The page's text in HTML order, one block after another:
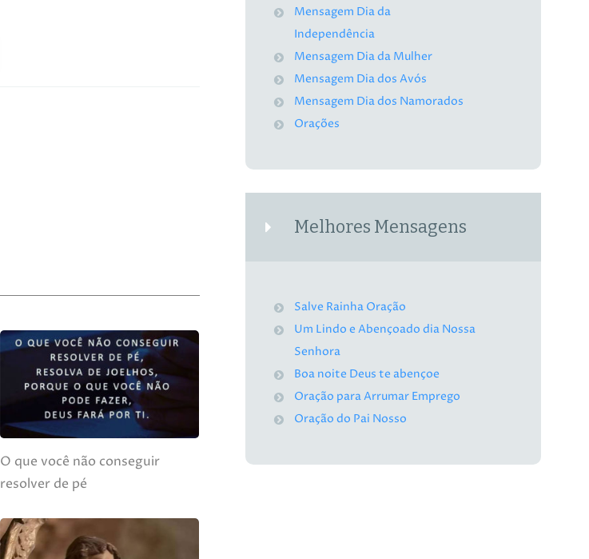
O que você não conseguir
resolver de pé
Mensagem Dia da
Independência
Mensagem Dia da Mulher
Mensagem Dia dos Avós
Mensagem Dia dos Namorados
Orações
Melhores Mensagens
Salve Rainha Oração
Um Lindo e Abençoado dia Nossa
Senhora
Boa noite Deus te abençoe
Oração para Arrumar Emprego
Oração do Pai Nosso